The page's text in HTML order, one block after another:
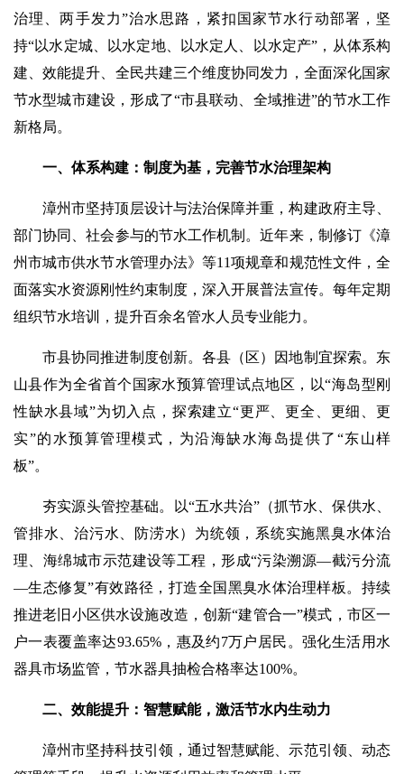
治理、两手发力”治水思路，紧扣国家节水行动部署，坚
持“以水定城、以水定地、以水定人、以水定产”，从体系构
建、效能提升、全民共建三个维度协同发力，全面深化国家
节水型城市建设，形成了“市县联动、全域推进”的节水工作
新格局。
一、体系构建：制度为基，完善节水治理架构
漳州市坚持顶层设计与法治保障并重，构建政府主导、
部门协同、社会参与的节水工作机制。近年来，制修订《漳
州市城市供水节水管理办法》等11项规章和规范性文件，全
面落实水资源刚性约束制度，深入开展普法宣传。每年定期
组织节水培训，提升百余名管水人员专业能力。
市县协同推进制度创新。各县（区）因地制宜探索。东
山县作为全省首个国家水预算管理试点地区，以“海岛型刚
性缺水县域”为切入点，探索建立“更严、更全、更细、更
实”的水预算管理模式，为沿海缺水海岛提供了“东山样
板”。
夯实源头管控基础。以“五水共治”（抓节水、保供水、
管排水、治污水、防涝水）为统领，系统实施黑臭水体治
理、海绵城市示范建设等工程，形成“污染溯源—截污分流
—生态修复”有效路径，打造全国黑臭水体治理样板。持续
推进老旧小区供水设施改造，创新“建管合一”模式，市区一
户一表覆盖率达93.65%，惠及约7万户居民。强化生活用水
器具市场监管，节水器具抽检合格率达100%。
二、效能提升：智慧赋能，激活节水内生动力
漳州市坚持科技引领，通过智慧赋能、示范引领、动态